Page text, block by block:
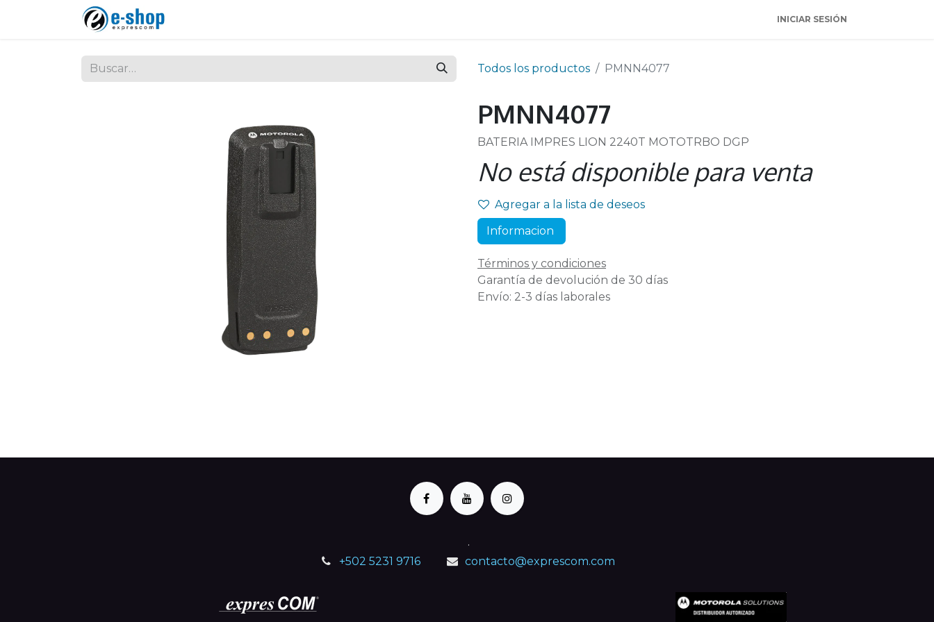
INICIAR SESIÓN
Todos los productos PMNN4077
PMNN4077
BATERIA IMPRES LION 2240T MOTOTRBO DGP
No está disponible para venta
Agregar a la lista de deseos
Informacion
Términos y condiciones
Garantía de devolución de 30 días
Envío: 2-3 días laborales
.
+502 5231 9716
contacto@exprescom.com